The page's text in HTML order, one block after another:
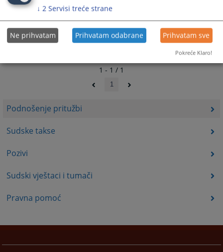
Podnošenje pritužbi
Sudske takse
Pozivi
Sudski vještaci i tumači
Pravna pomoć
1 - 1 / 1
1
↓ 2 Servisi treće strane
Ne prihvatam Prihvatam odabrane Prihvatam sve
Pokreće Klaro!